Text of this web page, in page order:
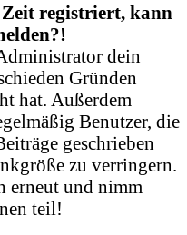
registriert, kann
dein
Gründen
hat. Außerdem
Benutzer, die
geschrieben
zu verringern.
erneut und nimm
teil!